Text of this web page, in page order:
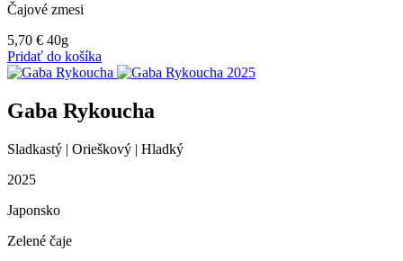
Čajové zmesi
5,70 € 40g
Pridať do košíka
Gaba Rykoucha
Sladkastý | Orieškový | Hladký
2025
Japonsko
Zelené čaje